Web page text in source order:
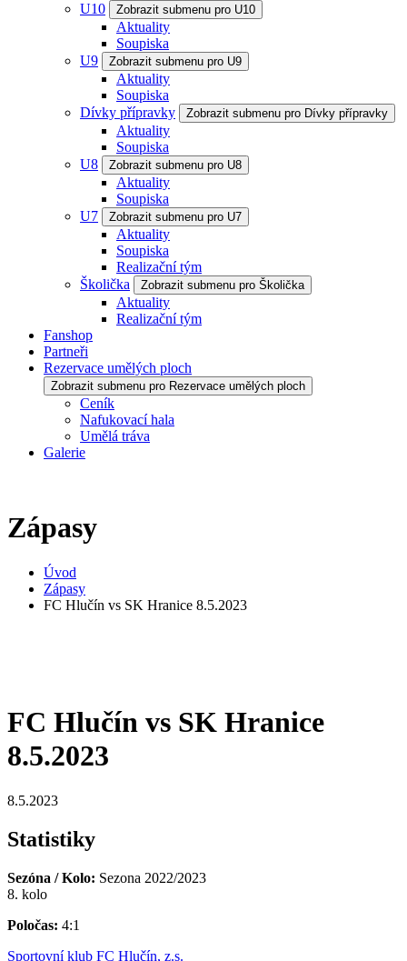
U10
Zobrazit submenu pro U10
Aktuality
Soupiska
U9
Zobrazit submenu pro U9
Aktuality
Soupiska
Dívky přípravky
Zobrazit submenu pro Dívky přípravky
Aktuality
Soupiska
U8
Zobrazit submenu pro U8
Aktuality
Soupiska
U7
Zobrazit submenu pro U7
Aktuality
Soupiska
Realizační tým
Školička
Zobrazit submenu pro Školička
Aktuality
Realizační tým
Fanshop
Partneři
Rezervace umělých ploch
Zobrazit submenu pro Rezervace umělých ploch
Ceník
Nafukovací hala
Umělá tráva
Galerie
Zápasy
Úvod
Zápasy
FC Hlučín vs SK Hranice 8.5.2023
FC Hlučín vs SK Hranice
8.5.2023
8.5.2023
Statistiky
Sezóna / Kolo: Sezona 2022/2023
8. kolo
Poločas: 4:1
Sportovní klub FC Hlučín, z.s.